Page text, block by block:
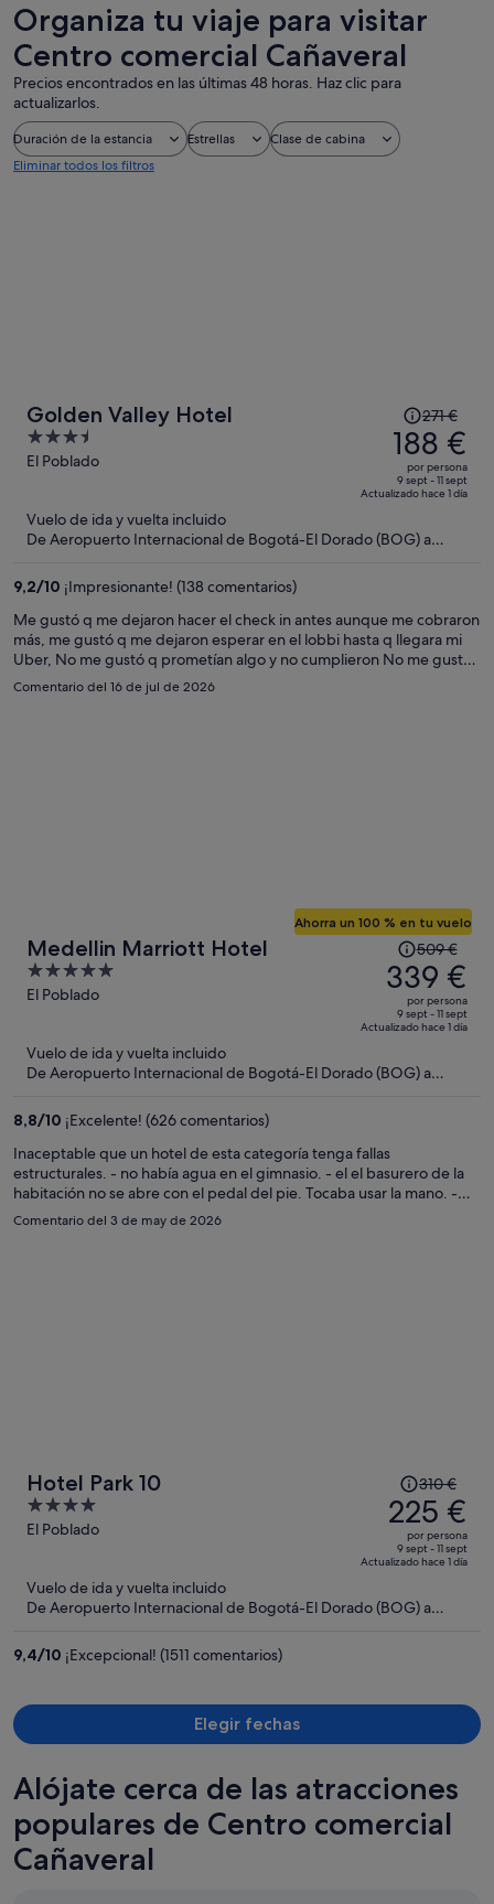
Organiza tu viaje para visitar
Centro comercial Cañaveral
Precios encontrados en las últimas 48 horas. Haz clic para
actualizarlos.
Duración de la estancia Estrellas
Clase de cabina
Eliminar todos los filtros
Golden Valley Hotel
3.5
out
El Poblado
El
precio
era
de
271 €,
ahora
es
por
persona
271 €
188 €
por persona
9 sept - 11 sept
Actualizado hace 1 día
Vuelo de ida y vuelta incluido
De Aeropuerto Internacional de Bogotá-El Dorado (BOG) a
9,2/10 ¡Impresionante! (138 comentarios)
Me gustó q me dejaron hacer el check in antes aunque me cobraron
más, me gustó q me dejaron esperar en el lobbi hasta q llegara mi
Uber, No me gustó q prometían algo y no cumplieron No me gustó
la comida y eso q solo fue un desayuno No me gustó el agua fría del
jacuzzi que se le pidió al encargado subir la temperatura y me dijo q
Comentario del 16 de jul de 2026
Medellin Marriott Hotel
5
out
5
El Poblado
Ahorra un 100 % en tu vuelo
El
precio
era
de
509 €,
ahora
es
por
persona
509 €
339 €
por persona
9 sept - 11 sept
Actualizado hace 1 día
Vuelo de ida y vuelta incluido
De Aeropuerto Internacional de Bogotá-El Dorado (BOG) a
8,8/10 ¡Excelente! (626 comentarios)
Inaceptable que un hotel de esta categoría tenga fallas
estructurales. - no había agua en el gimnasio. - el el basurero de la
habitación no se abre con el pedal del pie. Tocaba usar la mano. -
papel higiénico áspero y de muy mala calidad. - estando en
Medellín no saben el concepto de flat white (traían macchiato) Lo
Comentario del 3 de may de 2026
Hotel Park 10
4
out
El Poblado
El
precio
era
de
310 €,
ahora
es
persona
310 €
225 €
por persona
9 sept - 11 sept
Actualizado hace 1 día
Vuelo de ida y vuelta incluido
De Aeropuerto Internacional de Bogotá-El Dorado (BOG) a
9,4/10 ¡Excepcional! (1511 comentarios)
Elegir fechas
Alójate cerca de las atracciones
populares de Centro comercial
Cañaveral